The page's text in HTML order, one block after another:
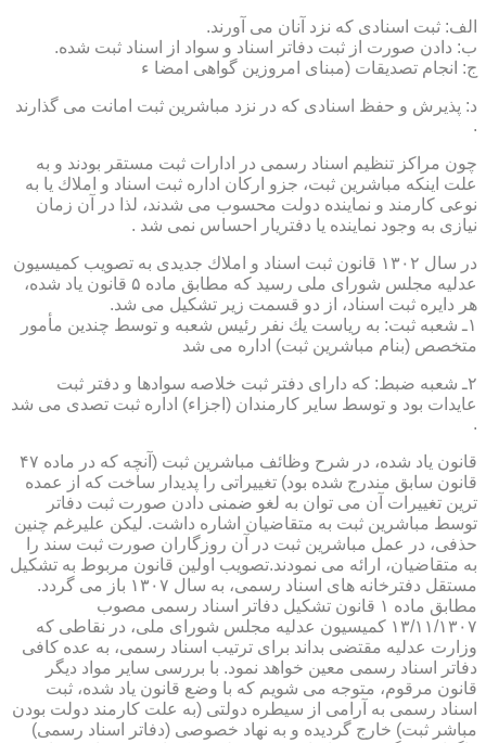
الف: ثبت اسنادی كه نزد آنان می آورند.
ب: دادن صورت از ثبت دفاتر اسناد و سواد از اسناد ثبت شده.
ج: انجام تصدیقات (مبنای امروزین گواهی امضا ء
د: پذیرش و حفظ اسنادی كه در نزد مباشرین ثبت امانت می گذارند
.
چون مراكز تنظیم اسناد رسمی در ادارات ثبت مستقر بودند و به
علت اینكه مباشرین ثبت، جزو اركان اداره ثبت اسناد و املاك یا به
نوعی كارمند و نماینده دولت محسوب می شدند، لذا در آن زمان
نیازی به وجود نماینده یا دفتریار احساس نمی شد .
در سال ۱۳۰۲ قانون ثبت اسناد و املاك جدیدی به تصویب كمیسیون
عدلیه مجلس شورای ملی رسید كه مطابق ماده ۵ قانون یاد شده،
هر دایره ثبت اسناد، از دو قسمت زیر تشكیل می شد.
۱ـ شعبه ثبت: به ریاست یك نفر رئیس شعبه و توسط چندین مأمور
متخصص (بنام مباشرین ثبت) اداره می شد
۲ـ شعبه ضبط: كه دارای دفتر ثبت خلاصه سوادها و دفتر ثبت
عایدات بود و توسط سایر كارمندان (اجزاء) اداره ثبت تصدی می شد
.
قانون یاد شده، در شرح وظائف مباشرین ثبت (آنچه كه در ماده ۴۷
قانون سابق مندرج شده بود) تغییراتی را پدیدار ساخت كه از عمده
ترین تغییرات آن می توان به لغو ضمنی دادن صورت ثبت دفاتر
توسط مباشرین ثبت به متقاضیان اشاره داشت. لیكن علیرغم چنین
حذفی، در عمل مباشرین ثبت در آن روزگاران صورت ثبت سند را
به متقاضیان، ارائه می نمودند.تصویب اولین قانون مربوط به تشكیل
مستقل دفترخانه های اسناد رسمی، به سال ۱۳۰۷ باز می گردد.
مطابق ماده ۱ قانون تشكیل دفاتر اسناد رسمی مصوب
۱۳/۱۱/۱۳۰۷ كمیسیون عدلیه مجلس شورای ملی، در نقاطی كه
وزارت عدلیه مقتضی بداند برای ترتیب اسناد رسمی، به عده كافی
دفاتر اسناد رسمی معین خواهد نمود. با بررسی سایر مواد دیگر
قانون مرقوم، متوجه می شویم كه با وضع قانون یاد شده، ثبت
اسناد رسمی به آرامی از سیطره دولتی (به علت كارمند دولت بودن
مباشر ثبت) خارج گردیده و به نهاد خصوصی (دفاتر اسناد رسمی)